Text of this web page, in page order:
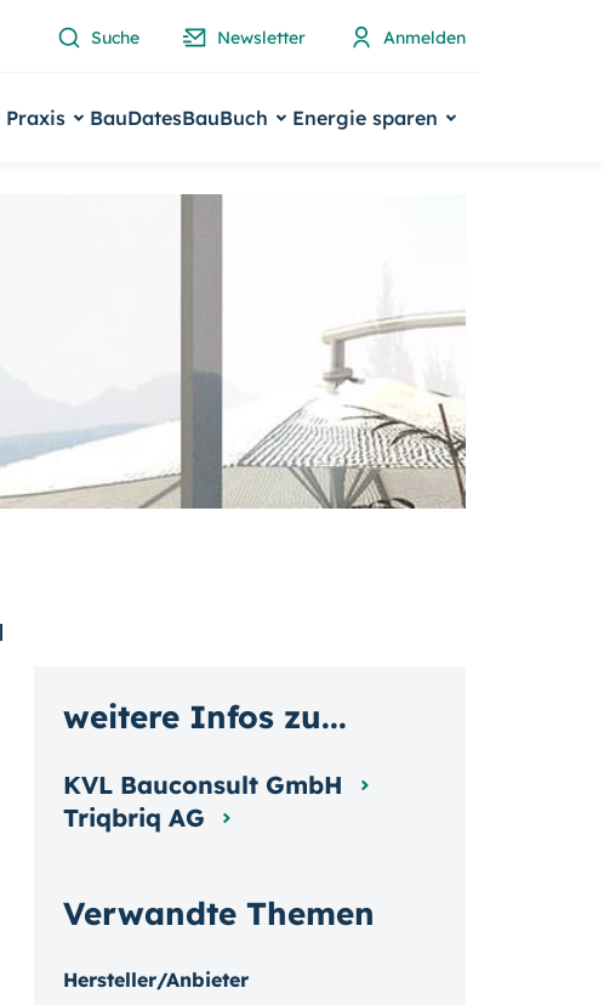
Suche Newsletter Anmelden
Praxis BauDatesBauBuch Energie sparen
Verwandte Themen
Hersteller/Anbieter
weitere Infos zu...
KVL Bauconsult GmbH
Triqbriq AG